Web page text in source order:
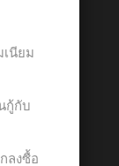
นียม
กู้กับ
ลงซื้อ